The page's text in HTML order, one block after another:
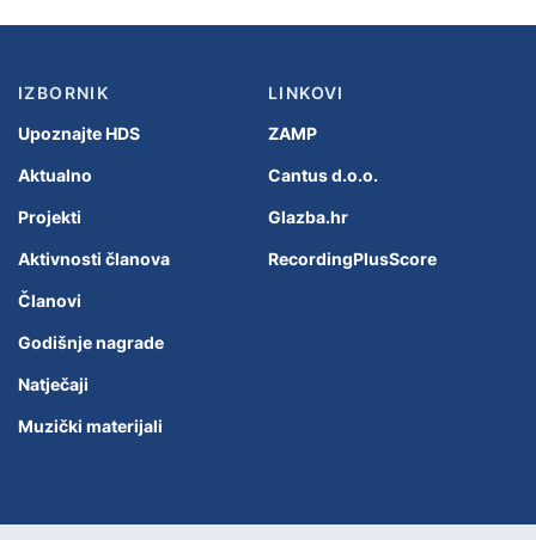
IZBORNIK
Upoznajte HDS
Aktualno
Projekti
Aktivnosti članova
Članovi
Godišnje nagrade
Natječaji
Muzički materijali
LINKOVI
ZAMP
Cantus d.o.o.
Glazba.hr
RecordingPlusScore